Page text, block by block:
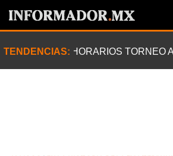
TENDENCIAS: HORARIOS TORNEO